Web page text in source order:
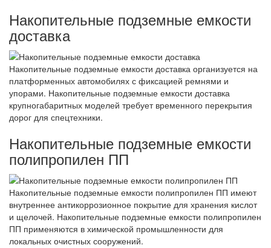
Накопительные подземные емкости
доставка
Накопительные подземные емкости доставка организуется на
платформенных автомобилях с фиксацией ремнями и
упорами. Накопительные подземные емкости доставка
крупногабаритных моделей требует временного перекрытия
дорог для спецтехники.
Накопительные подземные емкости
полипропилен ПП
Накопительные подземные емкости полипропилен ПП имеют
внутреннее антикоррозионное покрытие для хранения кислот
и щелочей. Накопительные подземные емкости полипропилен
ПП применяются в химической промышленности для
локальных очистных сооружений.